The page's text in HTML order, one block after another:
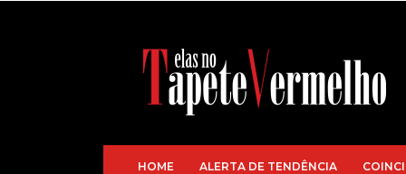
HOME ALERTA DE TENDÊNCIA